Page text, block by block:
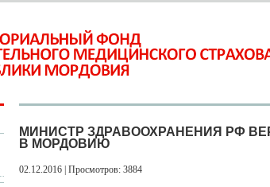
МИНИСТР ЗДРАВООХРАНЕНИЯ РФ
В МОРДОВИЮ
02.12.2016 | Просмотров: 3884